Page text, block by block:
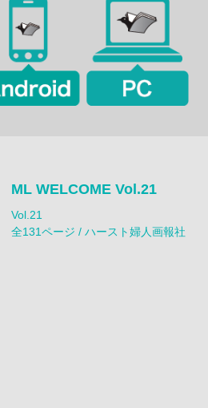
ML WELCOME Vol.21
Vol.21
全131ページ / ハースト婦人画報社